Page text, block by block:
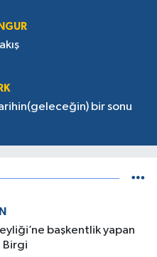
bir sonu
başkentlik yapan
Birgi